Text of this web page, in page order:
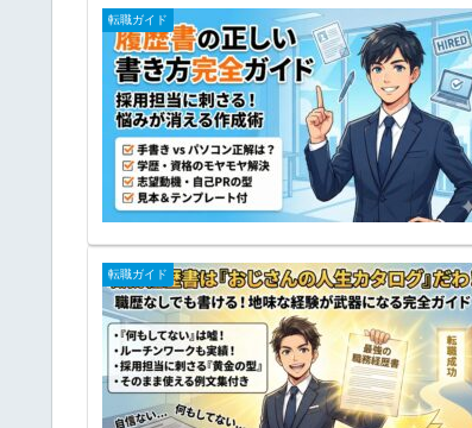
転職ガイド
転職ガイド